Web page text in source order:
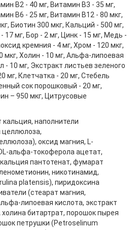
В2 - 40 мг, Витамин В3 - 35 мг,
В6 - 25 мг, Витамин В12 - 80 мкг,
Биотин 300 мкг, Кальций - 500 мг,
17 мг, Бор - 2 мг, Цинк - 15 мг, Медь -
кремния - 4 мг, Хром - 120 мкг,
мкг, Холин - 10 мг, Альфа-липоевая
- 10 мг, Экстракт листьев зеленого
мг, Клетчатка - 20 мг, Стебель
сок порошковый - 20 мг,
– 950 мкг, Цитрусовые
кальция, наполнители
целлюлоза,
оксид магния, L-
альфа-токоферола ацетат,
пантотенат, фумарат
никотинамид,
platensis), пиридоксина
(стеарат магния,
липоевая кислота, экстракт
битартрат, порошок пырея
петрушки (Petroselinum